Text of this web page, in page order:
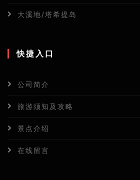
大溪地/塔希提岛
快捷入口
公司简介
旅游须知及攻略
景点介绍
在线留言